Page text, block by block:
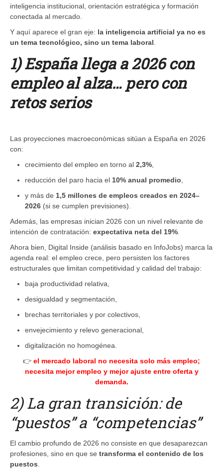
inteligencia institucional, orientación estratégica y formación
conectada al mercado.
Y aquí aparece el gran eje: la inteligencia artificial ya no es
un tema tecnológico, sino un tema laboral
1) España llega a 2026 con
empleo al alza… pero con
retos serios
Las proyecciones macroeconómicas sitúan a España en 2026
con:
crecimiento del empleo en torno al 2,3%
reducción del paro hacia el 10% anual promedio
y más de 1,5 millones de empleos creados en 2024–
2026 (si se cumplen previsiones).
Además, las empresas inician 2026 con un nivel relevante de
intención de contratación: expectativa neta del 19%
Ahora bien, Digital Inside (análisis basado en InfoJobs) marca la
agenda real: el empleo crece, pero persisten los factores
estructurales que limitan competitividad y calidad del trabajo:
baja productividad relativa,
desigualdad y segmentación,
brechas territoriales y por colectivos,
envejecimiento y relevo generacional,
digitalización no homogénea.
👉 el mercado laboral no necesita solo más empleo;
necesita mejor empleo y mejor ajuste entre oferta y
demanda.
2) La gran transición: de
“puestos” a “competencias”
El cambio profundo de 2026 no consiste en que desaparezcan
profesiones, sino en que se transforma el contenido de los
puestos